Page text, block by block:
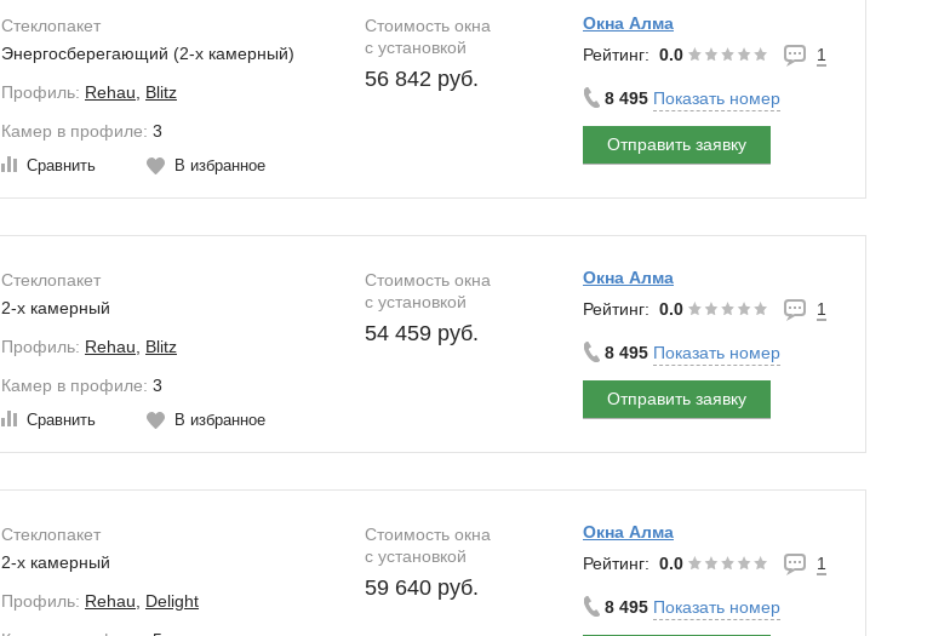
Стеклопакет
Энергосберегающий (2-х камерный)
Профиль: Rehau
Blitz
Камер в профиле: 3
Сравнить В избранное
Стоимость окна
c установкой
56 842 руб.
Окна Алма
Рейтинг: 0.0 1
8 495 Показать номер
Отправить заявку
Стеклопакет
2-х камерный
Профиль: Rehau
Blitz
Камер в профиле: 3
Сравнить В избранное
Стоимость окна
c установкой
54 459 руб.
Окна Алма
Рейтинг: 0.0 1
8 495 Показать номер
Отправить заявку
Стеклопакет
2-х камерный
Профиль: Rehau
Delight
Стоимость окна
c установкой
59 640 руб.
Окна Алма
Рейтинг: 0.0 1
8 495 Показать номер